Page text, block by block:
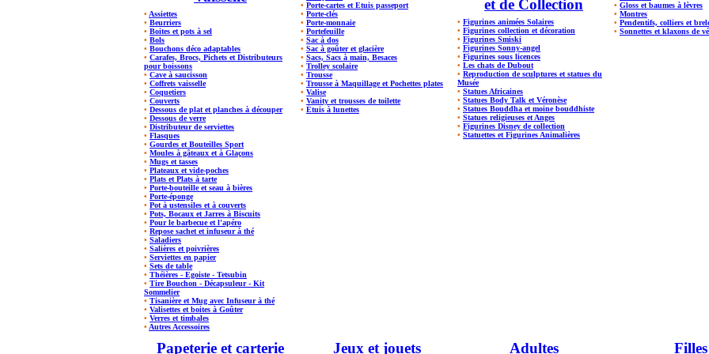
• Assiettes
• Beurriers
• Boites et pots à sel
• Bols
• Bouchons déco adaptables
• Carafes, Brocs, Pichets et Distributeurs
pour boissons
• Cave à saucisson
• Coffrets vaisselle
• Coquetiers
• Couverts
• Dessous de plat et planches à découper
• Dessous de verre
• Distributeur de serviettes
• Flasques
• Gourdes et Bouteilles Sport
• Moules à gâteaux et à Glaçons
• Mugs et tasses
• Plateaux et vide-poches
• Plats et Plats à tarte
• Porte-bouteille et seau à bières
• Porte-éponge
• Pot à ustensiles et à couverts
• Pots, Bocaux et Jarres à Biscuits
• Pour le barbecue et l'apéro
• Repose sachet et infuseur à thé
• Saladiers
• Salières et poivrières
• Serviettes en papier
• Sets de table
• Théières - Egoiste - Tetsubin
• Tire Bouchon - Décapsuleur - Kit
Sommelier
• Tisanière et Mug avec Infuseur à thé
• Valisettes et boites à Goûter
• Verres et timbales
• Autres Accessoires
• Porte-cartes et Etuis passeport
• Porte-clés
• Porte-monnaie
• Portefeuille
• Sac à dos
• Sac à goûter et glacière
• Sacs, Sacs à main, Besaces
• Trolley scolaire
• Trousse
• Trousse à Maquillage et Pochettes plates
• Valise
• Vanity et trousses de toilette
• Étuis à lunettes
et de Collection
• Figurines animées Solaires
• Figurines collection et décoration
• Figurines Smiski
• Figurines Sonny-angel
• Figurines sous licences
• Les chats de Dubout
• Reproduction de sculptures et statues du
Musée
• Statues Africaines
• Statues Body Talk et Véronèse
• Statues Bouddha et moine bouddhiste
• Statues religieuses et Anges
• Figurines Disney de collection
• Statuettes et Figurines Animalières
• Gloss et baumes à lèvres
• Montres
• Pendentifs, colliers et
• Sonnettes et klaxons de
Papeterie et carterie Jeux et jouets Adultes Filles